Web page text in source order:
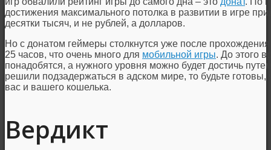
достижения максимального потолка в развитии в игре
десятки тысяч, и не рублей, а долларов.
Но с донатом геймеры столкнутся уже после
25 часов, что очень много для мобильной игры. До этого
понадобятся, а нужного уровня можно будет достичь
решили подзадержаться в адском мире, то будьте готовы,
вас и вашего кошелька.
Вердикт